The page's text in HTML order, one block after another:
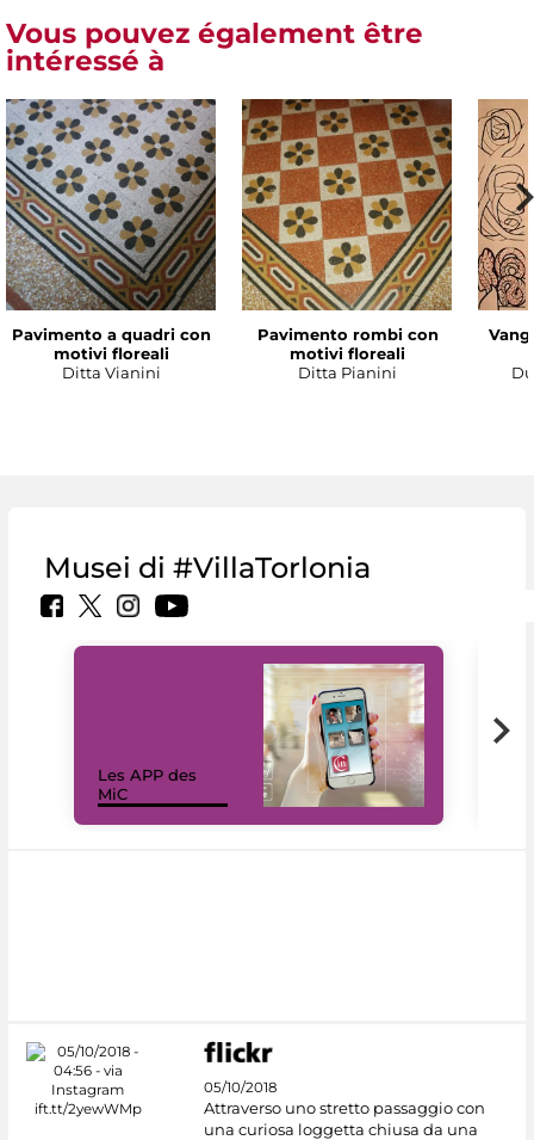
Vous pouvez également être
intéressé à
Pavimento a quadri con
motivi floreali
Ditta Vianini
Pavimento rombi con
motivi floreali
Ditta Pianini
Musei di #VillaTorlonia
Les APP des
MiC
05/10/2018
Attraverso uno stretto passaggio con
una curiosa loggetta chiusa da una